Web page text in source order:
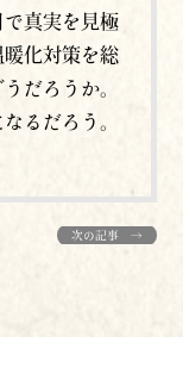
真実を見極
暖化対策を総
だろうか。
るだろう。
次の記事 →